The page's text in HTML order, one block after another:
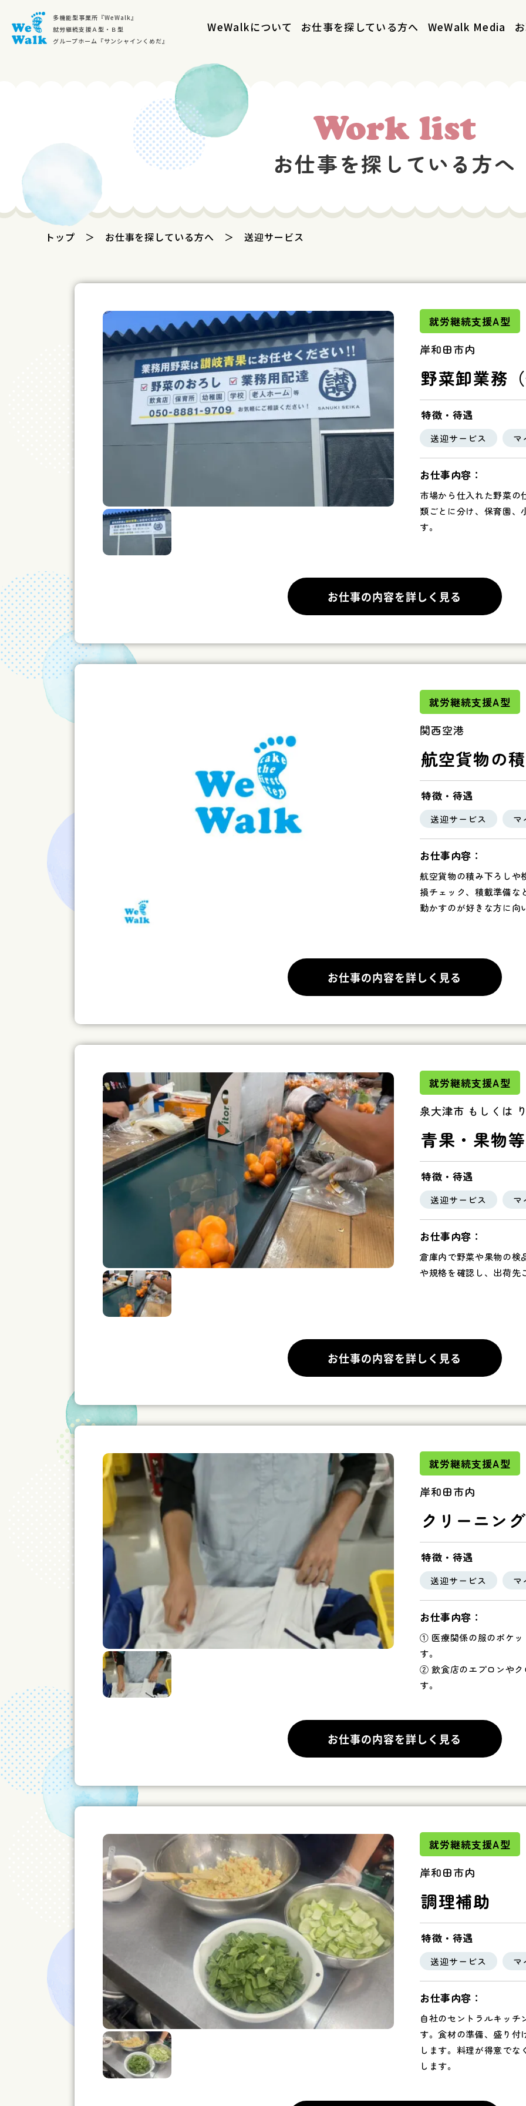
多機能型事業所『WeWalk』
就労継続支援Ａ型・Ｂ型
グループホーム『サンシャインくめだ』
WeWalkについて お仕事を探している方へ WeWalk Media
Work list
お仕事を探している方へ
トップ ＞ お仕事を探している方へ ＞ 送迎サービス
就労継続支援A型
岸和田市内
野菜卸業務
特徴・待遇
送迎サービス マ
お仕事内容：
市場から仕入れた野菜の
類ごとに分け、保育園、
す。
お仕事の内容を詳しく見る
就労継続支援A型
関西空港
航空貨物の
特徴・待遇
送迎サービス マ
お仕事内容：
航空貨物の積み下ろしや
損チェック、積載準備な
動かすのが好きな方に向
お仕事の内容を詳しく見る
就労継続支援A型
泉大津市 もしくは
青果・果物
特徴・待遇
送迎サービス マ
お仕事内容：
倉庫内で野菜や果物の検
や規格を確認し、出荷先
お仕事の内容を詳しく見る
就労継続支援A型
岸和田市内
クリーニン
特徴・待遇
送迎サービス マ
お仕事内容：
① 医療関係の服のポケッ
す。
② 飲食店のエプロンやク
す。
お仕事の内容を詳しく見る
就労継続支援A型
岸和田市内
調理補助
特徴・待遇
送迎サービス マ
お仕事内容：
自社のセントラルキッ
す。食材の準備、盛り付
します。料理が得意で
します。